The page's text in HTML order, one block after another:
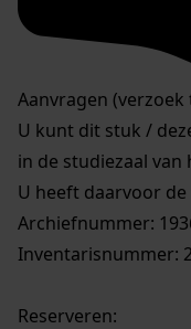
Aanvragen
U kunt dit stuk /
in de studiezaal van
U heeft daarvoor
Archiefnummer:
Inventarisnummer:
Reserveren: